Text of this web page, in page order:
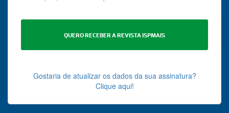
Gostaria de atualizar os dados da sua assinatura?
Clique aqui!